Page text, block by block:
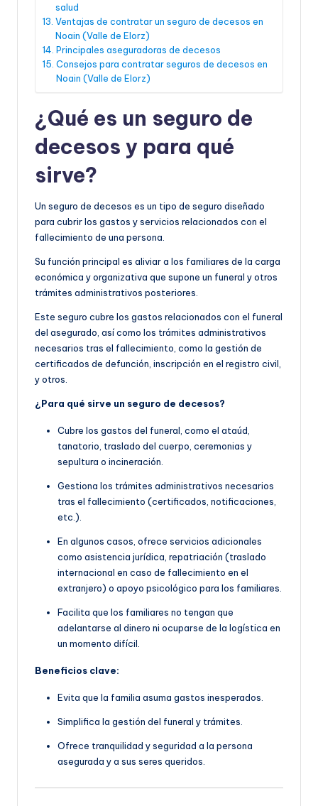
salud
Ventajas de contratar un seguro de decesos en
Noain (Valle de Elorz)
Principales aseguradoras de decesos
Consejos para contratar seguros de decesos en
Noain (Valle de Elorz)
¿Qué es un seguro de
decesos y para qué
sirve?
Un seguro de decesos es un tipo de seguro diseñado
para cubrir los gastos y servicios relacionados con el
fallecimiento de una persona.
Su función principal es aliviar a los familiares de la carga
económica y organizativa que supone un funeral y otros
trámites administrativos posteriores.
Este seguro cubre los gastos relacionados con el funeral
del asegurado, así como los trámites administrativos
necesarios tras el fallecimiento, como la gestión de
certificados de defunción, inscripción en el registro civil,
y otros.
¿Para qué sirve un seguro de decesos?
Cubre los gastos del funeral, como el ataúd,
tanatorio, traslado del cuerpo, ceremonias y
sepultura o incineración.
Gestiona los trámites administrativos necesarios
tras el fallecimiento (certificados, notificaciones,
etc.).
En algunos casos, ofrece servicios adicionales
como asistencia jurídica, repatriación (traslado
internacional en caso de fallecimiento en el
extranjero) o apoyo psicológico para los familiares.
Facilita que los familiares no tengan que
adelantarse al dinero ni ocuparse de la logística en
un momento difícil.
Beneficios clave:
Evita que la familia asuma gastos inesperados.
Simplifica la gestión del funeral y trámites.
Ofrece tranquilidad y seguridad a la persona
asegurada y a sus seres queridos.